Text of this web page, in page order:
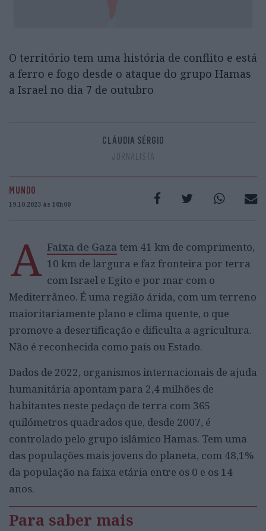
O território tem uma história de conflito e está
a ferro e fogo desde o ataque do grupo Hamas
a Israel no dia 7 de outubro
CLÁUDIA SÉRGIO
JORNALISTA
MUNDO
19.10.2023 às 10h00
A Faixa de Gaza tem 41 km de comprimento,
10 km de largura e faz fronteira por terra
com Israel e Egito e por mar com o
Mediterrâneo. É uma região árida, com um terreno
maioritariamente plano e clima quente, o que
promove a desertificação e dificulta a agricultura.
Não é reconhecida como país ou Estado.
Dados de 2022, organismos internacionais de ajuda
humanitária apontam para 2,4 milhões de
habitantes neste pedaço de terra com 365
quilómetros quadrados que, desde 2007, é
controlado pelo grupo islâmico Hamas. Tem uma
das populações mais jovens do planeta, com 48,1%
da população na faixa etária entre os 0 e os 14
anos.
Para saber mais